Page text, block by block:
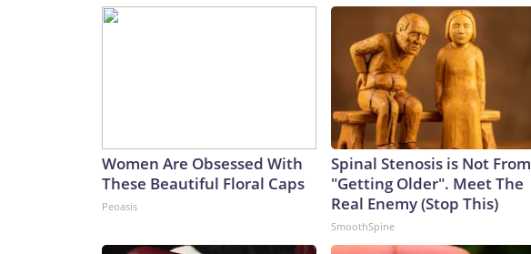
Women Are Obsessed With
These Beautiful Floral Caps
Peoasis
Spinal Stenosis is Not From
"Getting Older". Meet The
Real Enemy (Stop This)
SmoothSpine